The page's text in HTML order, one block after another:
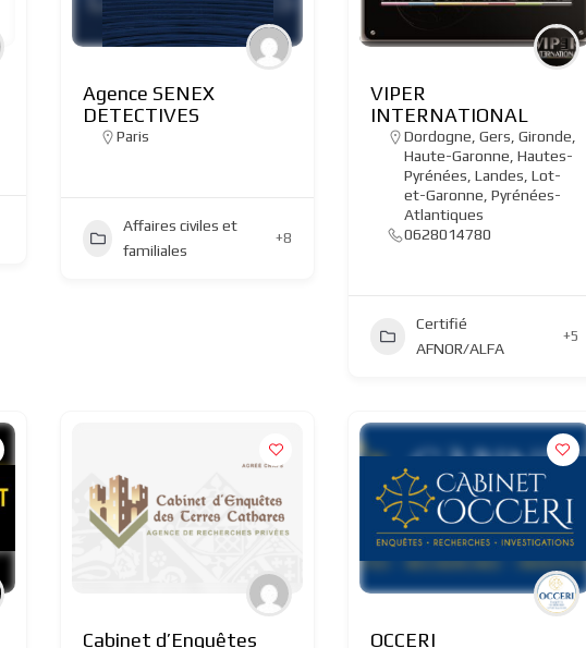
Agence SENEX
DETECTIVES
Paris
Affaires civiles et
familiales
+8
VIPER
INTERNATIONAL
Dordogne ,Gers ,Gironde
Haute-Garonne ,Hautes-
Pyrénées ,Landes ,Lot-
et-Garonne ,Pyrénées-
Atlantiques
0628014780
Certifié
AFNOR/ALFA
+5
Cabinet d’Enquêtes OCCERI